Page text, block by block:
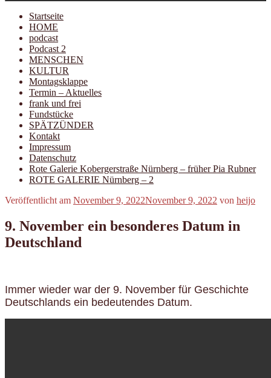
Startseite
HOME
podcast
Podcast 2
MENSCHEN
KULTUR
Montagsklappe
Termin – Aktuelles
frank und frei
Fundstücke
SPÄTZÜNDER
Kontakt
Impressum
Datenschutz
Rote Galerie Kobergerstraße Nürnberg – früher Pia Rubner
ROTE GALERIE Nürnberg – 2
Veröffentlicht am November 9, 2022November 9, 2022 von heijo
9. November ein besonderes Datum in
Deutschland
Immer wieder war der 9. November für Geschichte
Deutschlands ein bedeutendes Datum.